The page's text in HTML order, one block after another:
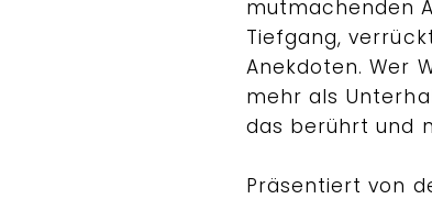
mutmachenden
Tiefgang,
Anekdoten. Wer
mehr als
das berührt und
Präsentiert von